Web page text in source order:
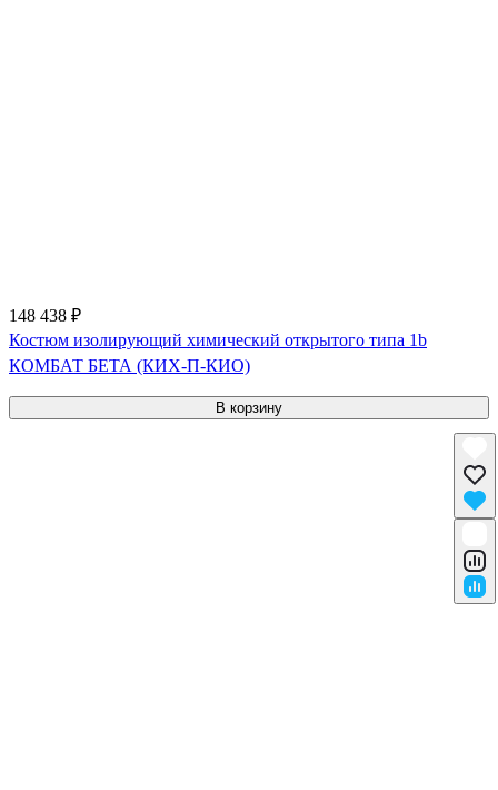
148 438 ₽
Костюм изолирующий химический открытого типа 1b
КОМБАТ БЕТА (КИХ-П-КИО)
В корзину